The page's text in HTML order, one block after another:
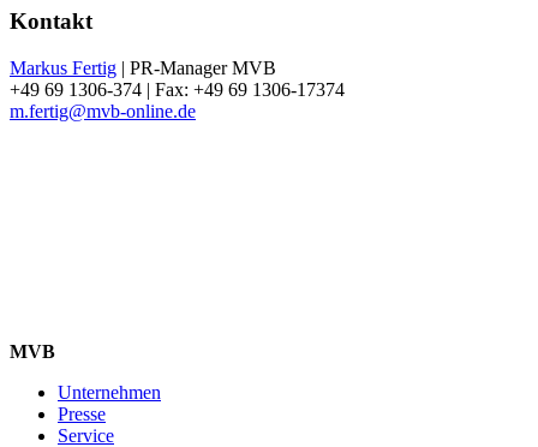
Kontakt
Markus Fertig | PR-Manager MVB
+49 69 1306-374 | Fax: +49 69 1306-17374
m.fertig@mvb-online.de
MVB
Unternehmen
Presse
Service